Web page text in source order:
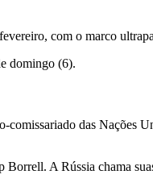
com o marco
domingo (6).
das Nações
A Rússia chama